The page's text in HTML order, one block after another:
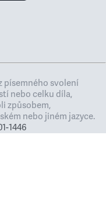
písemného svolení
nebo celku díla,
způsobem,
nebo jiném jazyce.
1446